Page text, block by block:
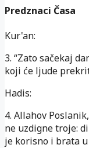
Predznaci Časa
Kur'an:
3. “Zato sačekaj
koji će ljude
Hadis:
4. Allahov
ne uzdigne troje:
je korisno i brata u